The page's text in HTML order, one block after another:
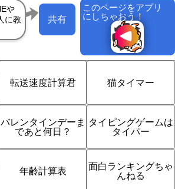
このページをアプリ
にしちゃおう！
共有
転送速度計算君 猫タイマー
バレンタインデーま
であと何日？
タイピングゲームは
タイパー
年齢計算表
面白ランキングちゃ
んねる